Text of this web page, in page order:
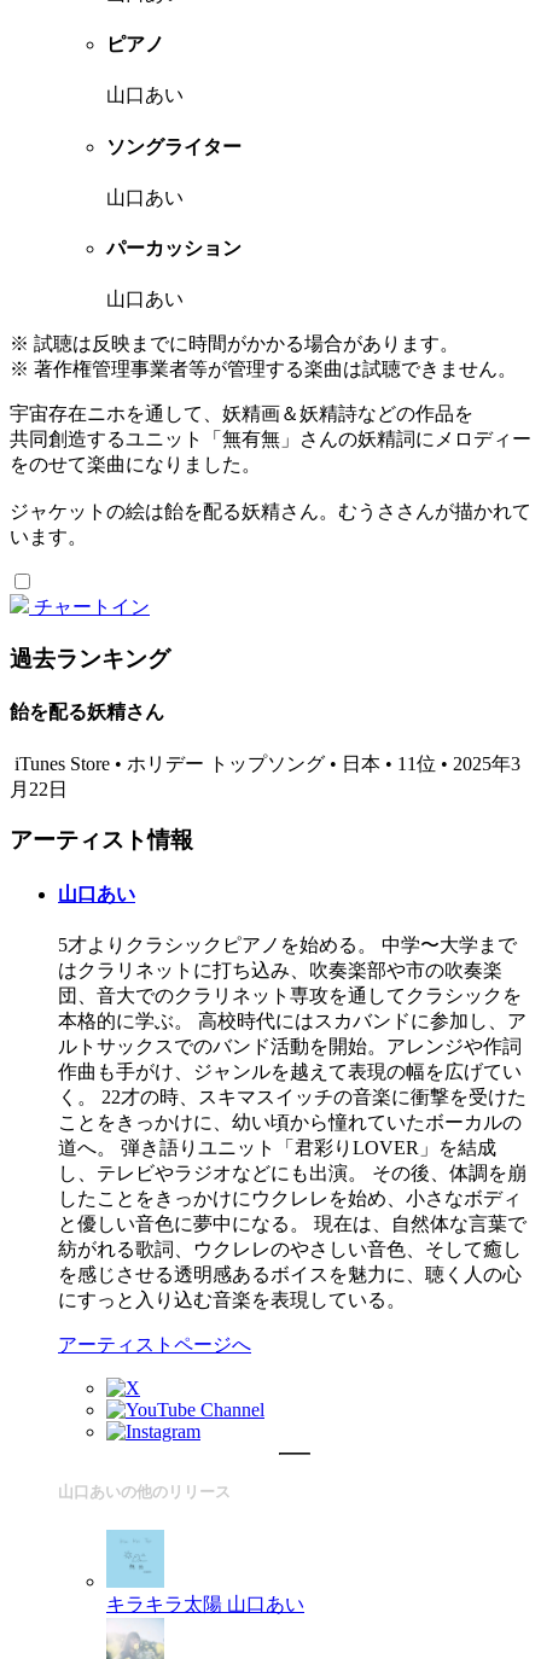
ピアノ
山口あい
ソングライター
山口あい
パーカッション
山口あい
※ 試聴は反映までに時間がかかる場合があります。
※ 著作権管理事業者等が管理する楽曲は試聴できません。
宇宙存在ニホを通して、妖精画＆妖精詩などの作品を
共同創造するユニット「無有無」さんの妖精詞にメロディー
をのせて楽曲になりました。
ジャケットの絵は飴を配る妖精さん。むうささんが描かれて
います。
チャートイン
過去ランキング
飴を配る妖精さん
iTunes Store • ホリデー トップソング • 日本 • 11位 • 2025年3
月22日
アーティスト情報
山口あい
5才よりクラシックピアノを始める。 中学〜大学まで
はクラリネットに打ち込み、吹奏楽部や市の吹奏楽
団、音大でのクラリネット専攻を通してクラシックを
本格的に学ぶ。 高校時代にはスカバンドに参加し、ア
ルトサックスでのバンド活動を開始。アレンジや作詞
作曲も手がけ、ジャンルを越えて表現の幅を広げてい
く。 22才の時、スキマスイッチの音楽に衝撃を受けた
ことをきっかけに、幼い頃から憧れていたボーカルの
道へ。 弾き語りユニット「君彩りLOVER」を結成
し、テレビやラジオなどにも出演。 その後、体調を崩
したことをきっかけにウクレレを始め、小さなボディ
と優しい音色に夢中になる。 現在は、自然体な言葉で
紡がれる歌詞、ウクレレのやさしい音色、そして癒し
を感じさせる透明感あるボイスを魅力に、聴く人の心
にすっと入り込む音楽を表現している。
アーティストページへ
山口あいの他のリリース
キラキラ太陽 山口あい